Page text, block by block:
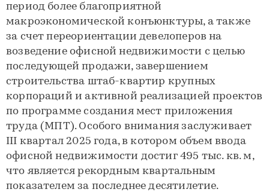
период более благоприятной
макроэкономической конъюнктуры, а также
за счет переориентации девелоперов на
возведение офисной недвижимости с целью
последующей продажи, завершением
строительства штаб-квартир крупных
корпораций и активной реализацией проектов
по программе создания мест приложения
труда (МПТ). Особого внимания заслуживает
III квартал 2025 года, в котором объем ввода
офисной недвижимости достиг 495 тыс. кв. м,
что является рекордным квартальным
показателем за последнее десятилетие.